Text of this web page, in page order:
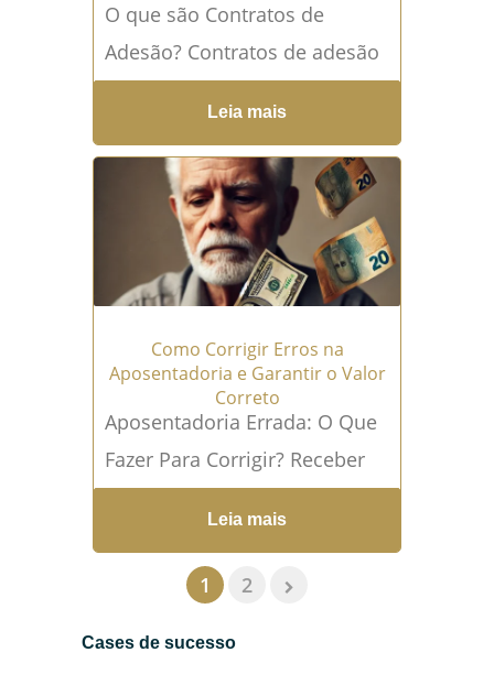
O que são Contratos de
Adesão? Contratos de adesão
são documentos
padronizados com cláusulas
pré-estabelecidas por uma
parte, sem possibilidade de
negociação...Leia mais →
Leia mais
Como Corrigir Erros na
Aposentadoria e Garantir o Valor
Correto
Aposentadoria Errada: O Que
Fazer Para Corrigir? Receber
uma aposentadoria com valor
abaixo do esperado ou
perceber que seu benefício foi
calculado...Leia mais →
Leia mais
1 2
Cases de sucesso